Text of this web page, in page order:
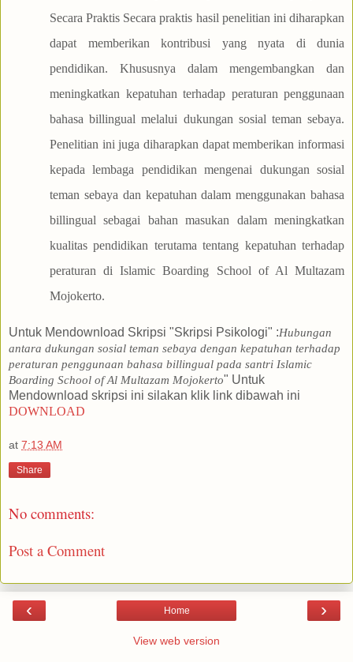
Secara Praktis Secara praktis hasil penelitian ini diharapkan
dapat memberikan kontribusi yang nyata di dunia
pendidikan. Khususnya dalam mengembangkan dan
meningkatkan kepatuhan terhadap peraturan penggunaan
bahasa billingual melalui dukungan sosial teman sebaya.
Penelitian ini juga diharapkan dapat memberikan informasi
kepada lembaga pendidikan mengenai dukungan sosial
teman sebaya dan kepatuhan dalam menggunakan bahasa
billingual sebagai bahan masukan dalam meningkatkan
kualitas pendidikan terutama tentang kepatuhan terhadap
peraturan di Islamic Boarding School of Al Multazam
Mojokerto.
Untuk Mendownload Skripsi "Skripsi Psikologi" :Hubungan
antara dukungan sosial teman sebaya dengan kepatuhan terhadap
peraturan penggunaan bahasa billingual pada santri Islamic
Boarding School of Al Multazam Mojokerto" Untuk
Mendownload skripsi ini silakan klik link dibawah ini
DOWNLOAD
at 7:13 AM
Share
No comments:
Post a Comment
‹ ›
Home
View web version